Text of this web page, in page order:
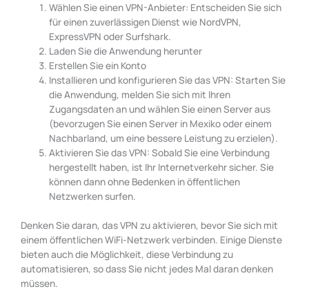
Wählen Sie einen VPN-Anbieter: Entscheiden Sie sich
für einen zuverlässigen Dienst wie NordVPN,
ExpressVPN oder Surfshark.
Laden Sie die Anwendung herunter
Erstellen Sie ein Konto
Installieren und konfigurieren Sie das VPN: Starten Sie
die Anwendung, melden Sie sich mit Ihren
Zugangsdaten an und wählen Sie einen Server aus
(bevorzugen Sie einen Server in Mexiko oder einem
Nachbarland, um eine bessere Leistung zu erzielen).
Aktivieren Sie das VPN: Sobald Sie eine Verbindung
hergestellt haben, ist Ihr Internetverkehr sicher. Sie
können dann ohne Bedenken in öffentlichen
Netzwerken surfen.
Denken Sie daran, das VPN zu aktivieren, bevor Sie sich mit
einem öffentlichen WiFi-Netzwerk verbinden. Einige Dienste
bieten auch die Möglichkeit, diese Verbindung zu
automatisieren, so dass Sie nicht jedes Mal daran denken
müssen.